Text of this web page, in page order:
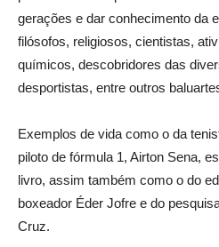
gerações e dar conhecimento da
filósofos, religiosos, cientistas,
químicos, descobridores das
desportistas, entre outros
Exemplos de vida como o da
piloto de fórmula 1, Airton Sena,
livro, assim também como o do
boxeador Éder Jofre e do
Cruz.